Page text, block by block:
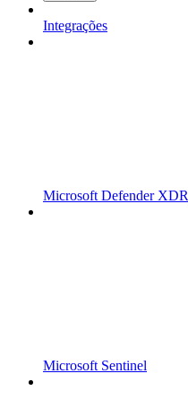
Integrações
Microsoft Defender XDR
Microsoft Sentinel